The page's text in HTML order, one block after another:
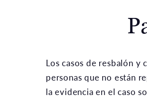
Los casos de resbalón y
personas que no están
la evidencia en el caso